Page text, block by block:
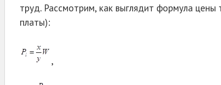
труд. Рассмотрим, как выглядит формула цены
платы):
,